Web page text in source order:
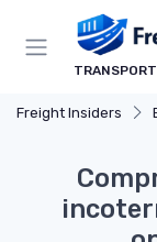
Freight Insiders
Panneau de